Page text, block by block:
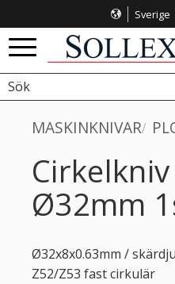
Meny
Sverige
MASKINKNIVAR
Ø32mm
Ø32x8x0.63mm /
Z52/Z53 fast cirkulär